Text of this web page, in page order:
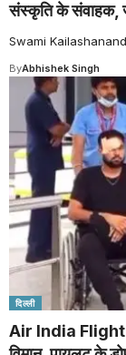
संस्कृति के संवाहक,
Swami Kailashanand
ByAbhishek Singh
दिल्ली
Air India Flight